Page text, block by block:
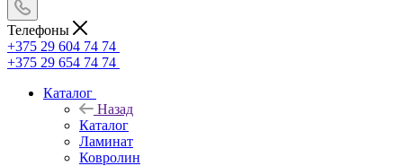
Телефоны
+375 29 604 74 74
+375 29 654 74 74
Каталог
Назад
Каталог
Ламинат
Ковролин